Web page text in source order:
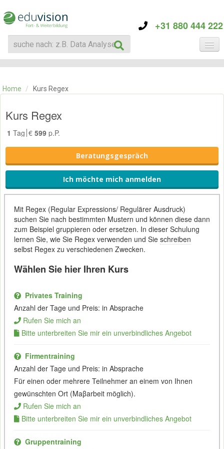
+31 880 444 222
KATEGORIE
ÜBER EDUVISION
Home / Kurs Regex
Kurs Regex
1 Tag € 599 p.P.
Beratungsgespräch
Ich möchte mich anmelden
Mit Regex (Regular Expressions/ Regulärer Ausdruck)
suchen Sie nach bestimmten Mustern und können diese dann
zum Beispiel gruppieren oder ersetzen. In dieser Schulung
lernen Sie, wie Sie Regex verwenden und Sie schreiben
selbst Regex zu verschiedenen Zwecken.
Wählen Sie hier Ihren Kurs
Privates Training
Anzahl der Tage und Preis: in Absprache
Rufen Sie mich an
Bitte unterbreiten Sie mir ein unverbindliches Angebot
Firmentraining
Anzahl der Tage und Preis: in Absprache
Für einen oder mehrere Teilnehmer an einem von Ihnen
gewünschten Ort (Maβarbeit möglich).
Rufen Sie mich an
Bitte unterbreiten Sie mir ein unverbindliches Angebot
Gruppentraining